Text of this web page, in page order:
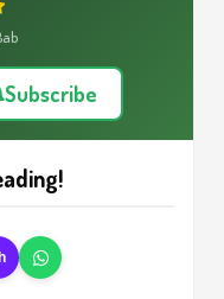
Subscribe